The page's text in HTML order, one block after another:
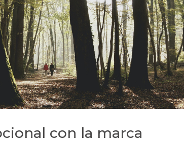
con la marca